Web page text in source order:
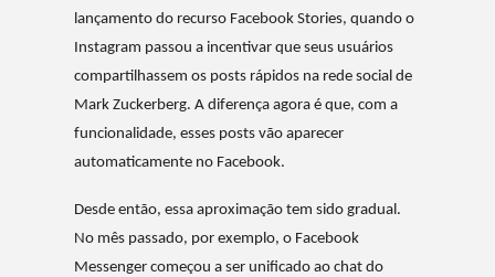
lançamento do recurso Facebook Stories, quando o
Instagram passou a incentivar que seus usuários
compartilhassem os posts rápidos na rede social de
Mark Zuckerberg. A diferença agora é que, com a
funcionalidade, esses posts vão aparecer
automaticamente no Facebook.
Desde então, essa aproximação tem sido gradual.
No mês passado, por exemplo, o Facebook
Messenger começou a ser unificado ao chat do